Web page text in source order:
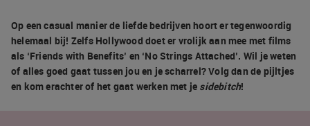
Op een casual manier de liefde bedrijven hoort er tegenwoordig
helemaal bij! Zelfs Hollywood doet er vrolijk aan mee met films
als ‘Friends with Benefits’ en ‘No Strings Attached’. Wil je weten
of alles goed gaat tussen jou en je scharrel? Volg dan de pijltjes
en kom erachter of het gaat werken met je sidebitch!